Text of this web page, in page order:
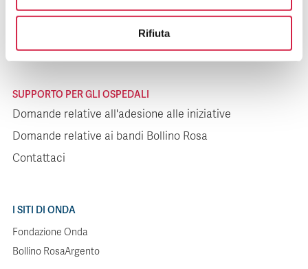
Rifiuta
Domande relative alle iniziative
SUPPORTO PER GLI OSPEDALI
Domande relative all'adesione alle iniziative
Domande relative ai bandi Bollino Rosa
Contattaci
I SITI DI ONDA
Fondazione Onda
Bollino RosaArgento